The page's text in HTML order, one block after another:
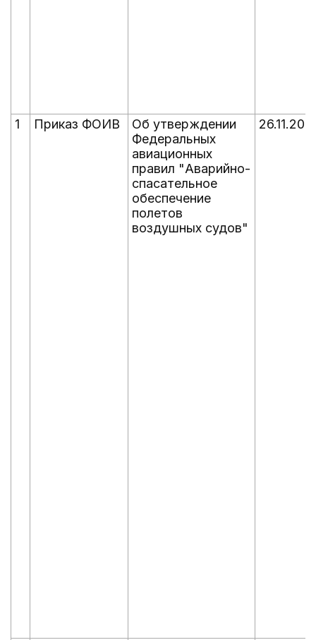
1 Приказ ФОИВ
Об утверждении
Федеральных
авиационных
правил "Аварийно-
спасательное
обеспечение
полетов
воздушных судов"